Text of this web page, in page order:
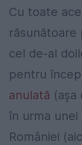
Cu toate
răsunătoare
cel de-al
pentru
anulată (așa
în urma unei
României